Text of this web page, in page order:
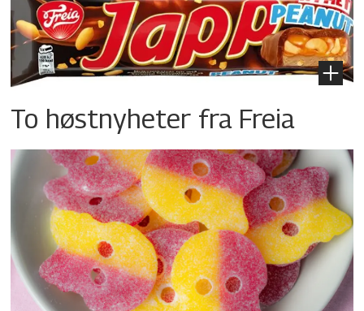
To høstnyheter fra Freia